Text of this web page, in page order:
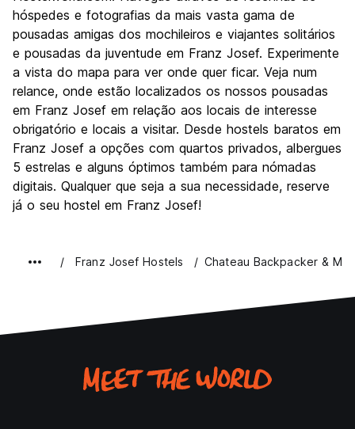
Festas / vida noturna
Custo-beneficio
10.0
hóspedes e fotografias da mais vasta gama de
pousadas amigas dos mochileiros e viajantes solitários
e pousadas da juventude em Franz Josef. Experimente
a vista do mapa para ver onde quer ficar. Veja num
relance, onde estão localizados os nossos pousadas
em Franz Josef em relação aos locais de interesse
obrigatório e locais a visitar. Desde hostels baratos em
Franz Josef a opções com quartos privados, albergues
5 estrelas e alguns óptimos também para nómadas
digitais. Qualquer que seja a sua necessidade, reserve
já o seu hostel em Franz Josef!
Franz Josef Hostels Chateau Backpacker &